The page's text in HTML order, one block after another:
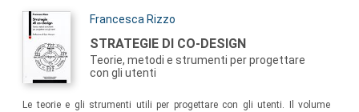
Autori:
Francesca Rizzo
Titolo:
STRATEGIE DI CO-DESIGN
Teorie, metodi e strumenti per progettare
con gli utenti
Le teorie e gli strumenti utili per progettare con gli utenti. Il volume